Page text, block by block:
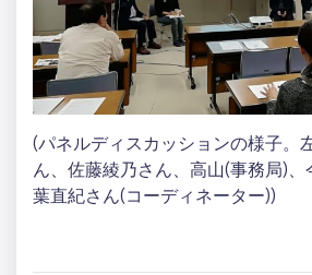
(パネルディスカッションの様子。
ん、佐藤綾乃さん、高山(事務局)
葉直紀さん(コーディネーター))